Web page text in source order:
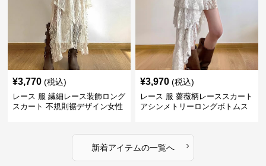
¥3,770 (税込)
レース 服 繊細レース装飾ロング
スカート 不規則裾デザイン女性
¥3,970 (税込)
レース 服 薔薇柄レーススカート
アシンメトリーロングボトムス
新着アイテムの一覧へ ›